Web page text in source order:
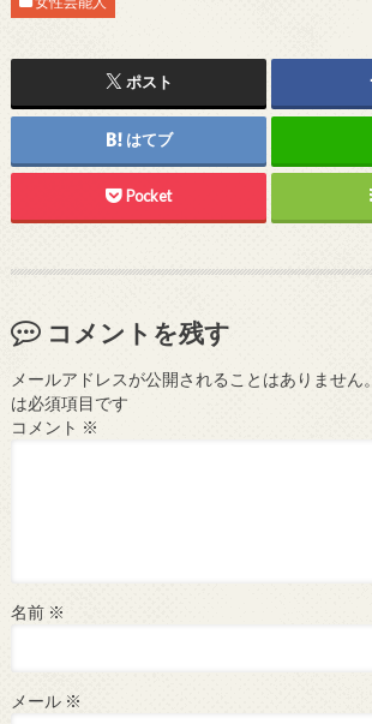
ポスト
はてブ
Pocket
コメントを残す
メールアドレスが公開されることはありません。
は必須項目です
コメント ※
名前 ※
メール ※